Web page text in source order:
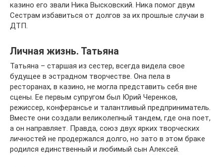
казино его звали Ника Высковский. Ника помог двум
Сестрам избавиться от долгов за их прошлые случаи в
ДТП.
Личная жизнь. Татьяна
Татьяна – старшая из сестер, всегда видела свое
будущее в эстрадном творчестве. Она пела в
ресторанах, в казино, не могла представить себя вне
сцены. Ее первым супругом был Юрий Черенков,
режиссер, конферансье и талантливый предприниматель.
Вместе они создали великолепный тандем, где она поет,
а он направляет. Правда, союз двух ярких творческих
личностей не продержался долго, но зато в этом браке
родился единственный и любимый сын Алексей.